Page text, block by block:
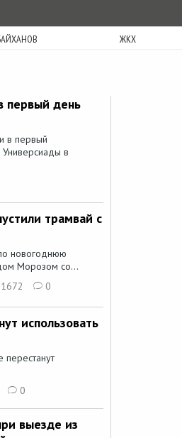
ЖКХ
первый день
в первый
в
трамвай с
новогоднюю
Морозом со...
1672 0
использовать
перестанут
0
выезде из